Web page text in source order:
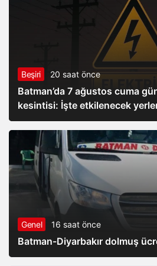
Beşiri 20 saat önce
Batman’da 7 ağustos cuma
kesintisi: İşte etkilenecek
Genel 16 saat önce
Batman-Diyarbakır dolmuş